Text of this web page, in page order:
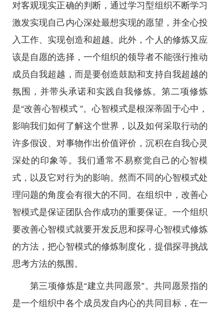
对客观现实正确的判断，通过学习型组织不断学习
激发实现自己内心深处最想实现的愿望，并全心投
入工作、实现创造和超越。此外，个人的修炼又应
该是自愿的选择，一个组织的领导者不能强行推动
成员自我超越，而是要创造鼓励和支持自我超越的
氛围，并带头承诺和实践自我修炼。第二项修炼
是“改善心智模式 ”。心智模式是根深蒂固于心中，
影响我们如何了解这个世界，以及如何采取行动的
许多假设、对事物作出价值评价，沉积在自我心灵
深处的印象等。我们通常不易察觉自己的心智模
式，以及它对行为的影响。然而不同的心智模式处
理问题的角度会有很大的不同。在组织中，改善心
智模式是保证团队合作成功的重要保证。一个组织
要改善心智模式就要开发反思和探寻心智模式修炼
的方法，把心智模式的修炼制度化，提倡探寻挑战
思考方法的氛围。
第三项修炼是“建立共同愿景”。共同愿景指的
是一个组织中各个成员发自内心的共同目标，在一